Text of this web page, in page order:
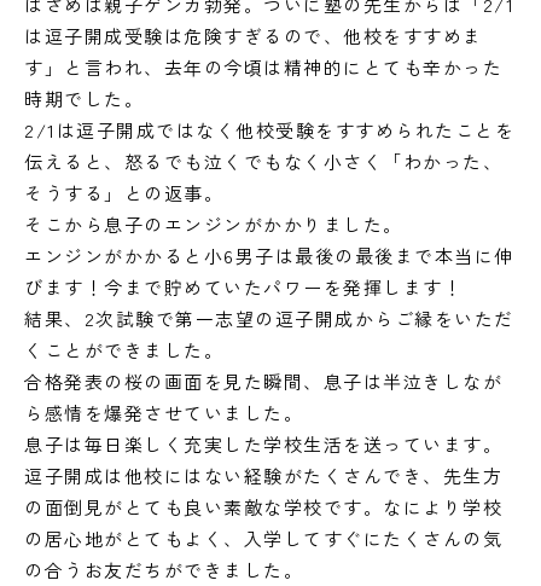
は逗子開成受験は危険すぎるので、他校をすすめま
す」と言われ、去年の今頃は精神的にとても辛かった
時期でした。
2/1は逗子開成ではなく他校受験をすすめられたことを
伝えると、怒るでも泣くでもなく小さく「わかった、
そうする」との返事。
そこから息子のエンジンがかかりました。
エンジンがかかると小6男子は最後の最後まで本当に伸
びます！今まで貯めていたパワーを発揮します！
結果、2次試験で第一志望の逗子開成からご縁をいただ
くことができました。
合格発表の桜の画面を見た瞬間、息子は半泣きしなが
ら感情を爆発させていました。
息子は毎日楽しく充実した学校生活を送っています。
逗子開成は他校にはない経験がたくさんでき、先生方
の面倒見がとても良い素敵な学校です。なにより学校
の居心地がとてもよく、入学してすぐにたくさんの気
の合うお友だちができました。